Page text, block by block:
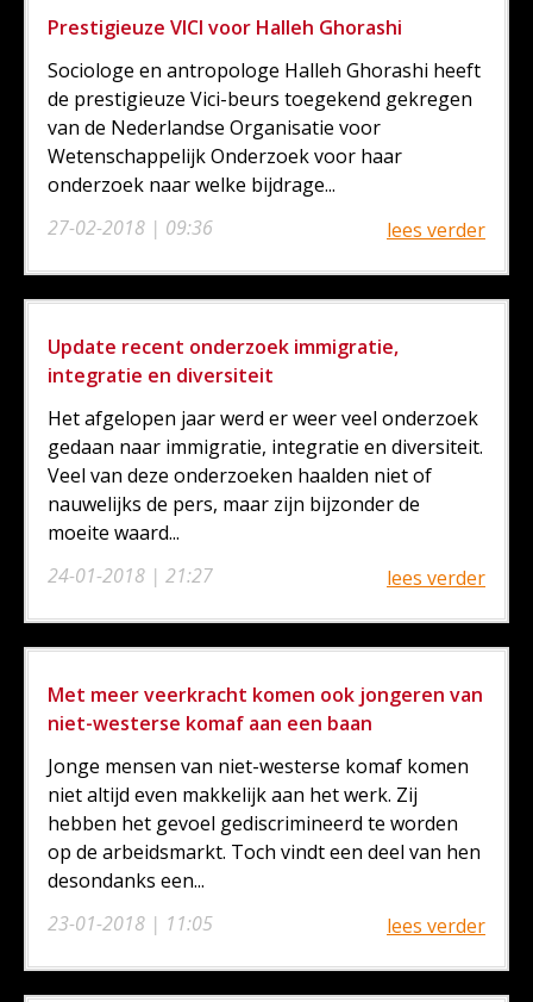
Prestigieuze VICI voor Halleh Ghorashi
27-02-2018 | 09:36
Sociologe en antropologe Halleh Ghorashi heeft
de prestigieuze Vici-beurs toegekend gekregen
van de Nederlandse Organisatie voor
Wetenschappelijk Onderzoek voor haar
onderzoek naar welke bijdrage...
lees verder
Update recent onderzoek immigratie,
integratie en diversiteit
24-01-2018 | 21:27
Het afgelopen jaar werd er weer veel onderzoek
gedaan naar immigratie, integratie en diversiteit.
Veel van deze onderzoeken haalden niet of
nauwelijks de pers, maar zijn bijzonder de
moeite waard...
lees verder
Met meer veerkracht komen ook jongeren van
niet-westerse komaf aan een baan
23-01-2018 | 11:05
Jonge mensen van niet-westerse komaf komen
niet altijd even makkelijk aan het werk. Zij
hebben het gevoel gediscrimineerd te worden
op de arbeidsmarkt. Toch vindt een deel van hen
desondanks een...
lees verder